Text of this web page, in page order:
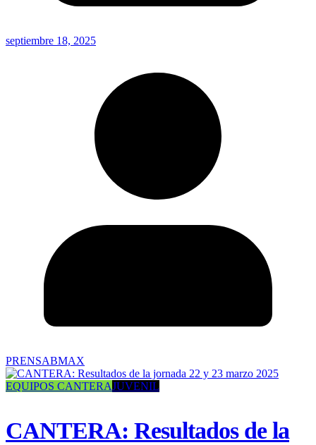
septiembre 18, 2025
PRENSABMAX
EQUIPOS CANTERAJUVENIL
CANTERA: Resultados de la